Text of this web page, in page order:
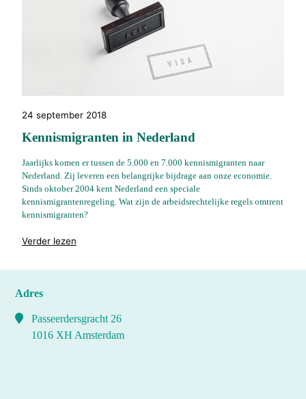
24 september 2018
Kennismigranten in Nederland
Jaarlijks komen er tussen de 5.000 en 7.000 kennismigranten naar
Nederland. Zij leveren een belangrijke bijdrage aan onze economie.
Sinds oktober 2004 kent Nederland een speciale
kennismigrantenregeling. Wat zijn de arbeidsrechtelijke regels omtrent
kennismigranten?
Verder lezen
Adres
Passeerdersgracht 26
1016 XH Amsterdam